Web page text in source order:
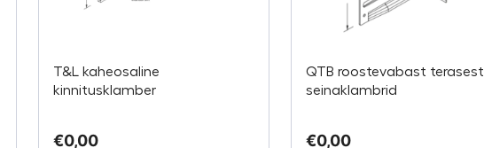
T&L kaheosaline
kinnitusklamber
€0,00
QTB roostevabast terasest
seinaklambrid
€0,00